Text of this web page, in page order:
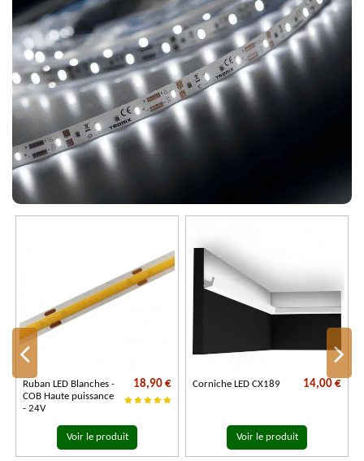
Ruban LED Blanches -
COB Haute puissance
- 24V
18,90 €
Voir le produit
Corniche LED CX189 14,00 €
Voir le produit